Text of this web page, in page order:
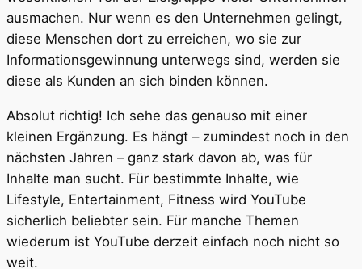
ausmachen. Nur wenn es den Unternehmen gelingt,
diese Menschen dort zu erreichen, wo sie zur
Informationsgewinnung unterwegs sind, werden sie
diese als Kunden an sich binden können.
Absolut richtig! Ich sehe das genauso mit einer
kleinen Ergänzung. Es hängt – zumindest noch in den
nächsten Jahren – ganz stark davon ab, was für
Inhalte man sucht. Für bestimmte Inhalte, wie
Lifestyle, Entertainment, Fitness wird YouTube
sicherlich beliebter sein. Für manche Themen
wiederum ist YouTube derzeit einfach noch nicht so
weit.